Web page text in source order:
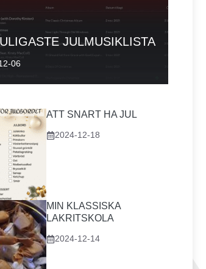
JULMUSIKLISTA
06
ATT SNART HA JUL
2024-12-18
MIN KLASSISKA
LAKRITSKOLA
2024-12-14